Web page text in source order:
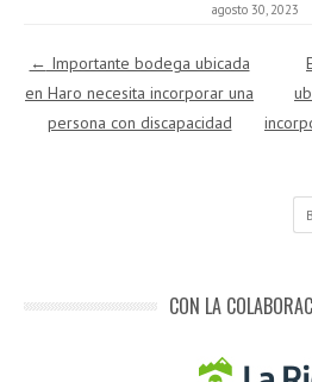
agosto 30, 2023
Navegación de entradas
← Importante bodega ubicada
en Haro necesita incorporar una
persona con discapacidad
Buscar
CON LA